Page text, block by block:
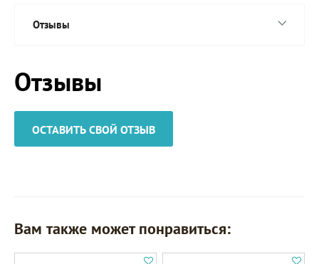
Отзывы
Отзывы
ОСТАВИТЬ СВОЙ ОТЗЫВ
Вам также может понравиться: